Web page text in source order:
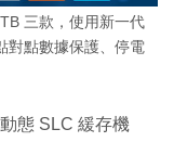
三款，使用新一代
對點數據保護、停電
態 SLC 緩存機